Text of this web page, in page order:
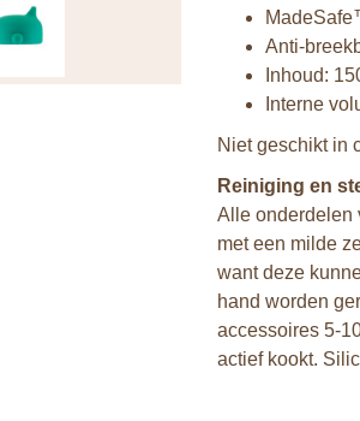
Anti-
Inhoud:
Interne
Niet geschikt in
Reiniging en
Alle onderdelen
met een milde
want deze
hand worden
accessoires 5-
actief kookt.